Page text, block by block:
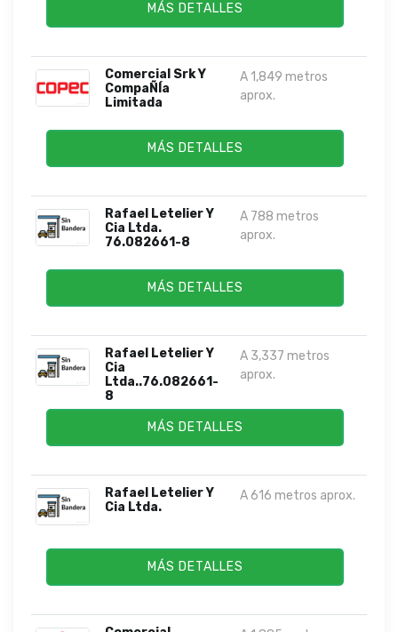
MÁS DETALLES
Comercial Srk Y
CompaÑÍa
Limitada
A 1,849 metros
aprox.
MÁS DETALLES
Rafael Letelier Y
Cia Ltda.
76.082661-8
A 788 metros
aprox.
MÁS DETALLES
Rafael Letelier Y
Cia
Ltda..76.082661-
8
A 3,337 metros
aprox.
MÁS DETALLES
Rafael Letelier Y
Cia Ltda.
A 616 metros aprox.
MÁS DETALLES